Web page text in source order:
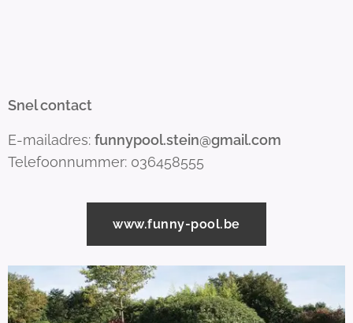
Snel contact
E-mailadres: funnypool.stein@gmail.com
Telefoonnummer: 036458555
www.funny-pool.be